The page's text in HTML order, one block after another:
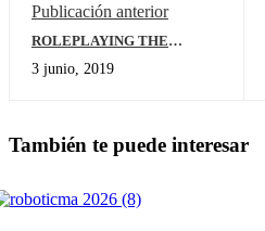
Publicación anterior
ROLEPLAYING THE
3 junio, 2019
También te puede interesar